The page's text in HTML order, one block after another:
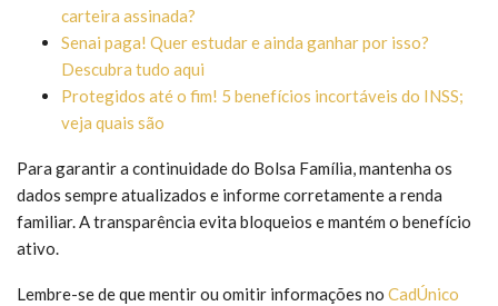
carteira assinada?
Senai paga! Quer estudar e ainda ganhar por isso?
Descubra tudo aqui
Protegidos até o fim! 5 benefícios incortáveis do INSS;
veja quais são
Para garantir a continuidade do Bolsa Família, mantenha os
dados sempre atualizados e informe corretamente a renda
familiar. A transparência evita bloqueios e mantém o benefício
ativo.
Lembre-se de que mentir ou omitir informações no CadÚnico